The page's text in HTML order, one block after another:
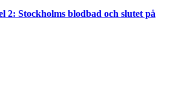
2: Stockholms blodbad och slutet på